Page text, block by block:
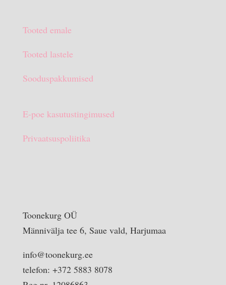
€15.90.
Tooted emale
Tooted lastele
Sooduspakkumised
E-poe kasutustingimused
Privaatsuspoliitika
Toonekurg OÜ
Männivälja tee 6, Saue vald, Harjumaa
info@toonekurg.ee
telefon: +372 5883 8078